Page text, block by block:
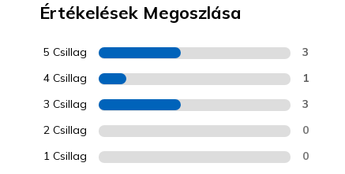
Értékelések Megoszlása
5 Csillag 3
4 Csillag 1
3 Csillag 3
2 Csillag 0
1 Csillag 0